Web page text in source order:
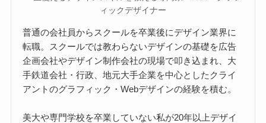
ィックデザイナー
普通の会社員からスクールを卒業後にデザイン業界に
転職。スクールでは教わらないデザインの基礎を広告
企画会社やデザイン制作会社の現場で叩き込まれ、大
手鉄道会社・行政、地元大手企業を中心としたクライ
アントのグラフィック・Webデザインの経験を積む。
美大や専門学校を卒業していない私が20年以上デザイ